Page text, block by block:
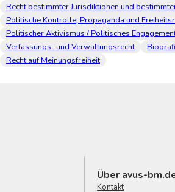
Recht bestimmter Jurisdiktionen und
Politische Kontrolle, Propaganda und
Politischer Aktivismus / Politisches
Verfassungs- und Verwaltungsrecht
Recht auf Meinungsfreiheit
Über avus-
Kontakt